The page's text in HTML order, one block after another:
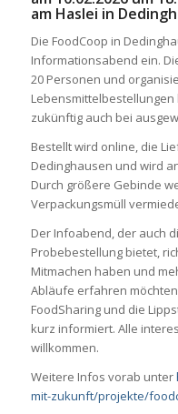
am Haslei in
Die FoodCoop in
Informationsabend ein.
20 Personen und
Lebensmittelbestellungen
zukünftig auch bei
Bestellt wird online, die
Dedinghausen und wird
Durch größere Gebinde
Verpackungsmüll
Der Infoabend, der auch
Probebestellung bietet,
Mitmachen haben und
Abläufe erfahren
FoodSharing und die
kurz informiert. Alle
willkommen.
Weitere Infos vorab unter
mit-zukunft/projekte/